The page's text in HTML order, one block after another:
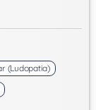
(Ludopatia)